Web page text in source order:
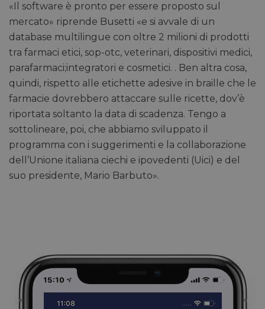
«Il software è pronto per essere proposto sul
mercato» riprende Busetti «e si avvale di un
database multilingue con oltre 2 milioni di prodotti
tra farmaci etici, sop-otc, veterinari, dispositivi medici,
parafarmaci;integratori e cosmetici. . Ben altra cosa,
quindi, rispetto alle etichette adesive in braille che le
farmacie dovrebbero attaccare sulle ricette, dov’è
riportata soltanto la data di scadenza. Tengo a
sottolineare, poi, che abbiamo sviluppato il
programma con i suggerimenti e la collaborazione
dell’Unione italiana ciechi e ipovedenti (Uici) e del
suo presidente, Mario Barbuto».